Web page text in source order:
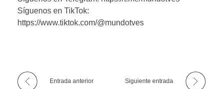
Síguenos en TikTok:
https://www.tiktok.com/@mundotves
Entrada anterior Siguiente entrada